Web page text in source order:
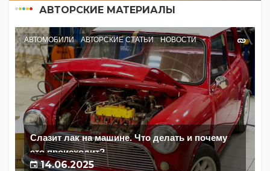
АВТОРСКИЕ МАТЕРИАЛЫ
АВТОМОБИЛИ АВТОРСКИЕ СТАТЬИ НОВОСТИ
Слазит лак на машине. Что делать и почему
это происходит?
14.06.2025